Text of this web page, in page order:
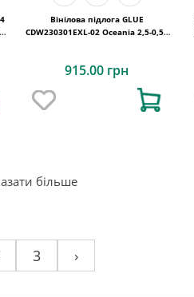
Вінілова підлога GLUE
CDW230301EXL-02 Oceania 2,5-0,55
915.00 грн
більше
3 ›